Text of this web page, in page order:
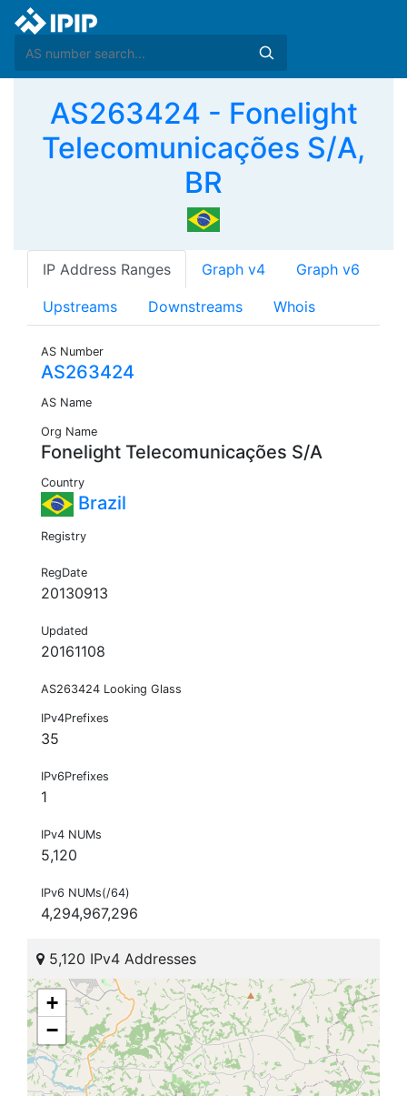
AS263424 - Fonelight
Telecomunicações S/A,
BR
IP Address Ranges Graph v4 Graph v6
Upstreams Downstreams Whois
AS Number
AS263424
AS Name
Org Name
Fonelight Telecomunicações S/A
Country
Brazil
Registry
RegDate
20130913
Updated
20161108
AS263424 Looking Glass
IPv4Prefixes
35
IPv6Prefixes
1
IPv4 NUMs
5,120
IPv6 NUMs(/64)
4,294,967,296
5,120 IPv4 Addresses
+
−